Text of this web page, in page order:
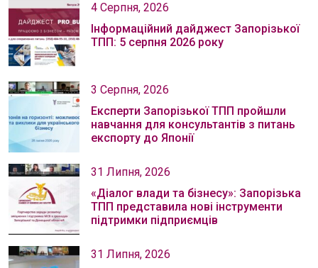
4 Серпня, 2026
Інформаційний дайджест Запорізької
ТПП: 5 серпня 2026 року
3 Серпня, 2026
Експерти Запорізької ТПП пройшли
навчання для консультантів з питань
експорту до Японії
31 Липня, 2026
«Діалог влади та бізнесу»: Запорізька
ТПП представила нові інструменти
підтримки підприємців
31 Липня, 2026